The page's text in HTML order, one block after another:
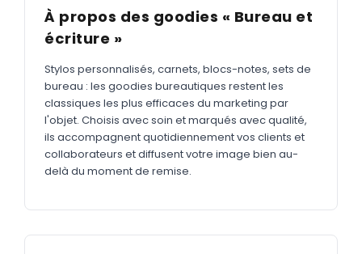
À propos des goodies « Bureau et
écriture »
Stylos personnalisés, carnets, blocs-notes, sets de
bureau : les goodies bureautiques restent les
classiques les plus efficaces du marketing par
l'objet. Choisis avec soin et marqués avec qualité,
ils accompagnent quotidiennement vos clients et
collaborateurs et diffusent votre image bien au-
delà du moment de remise.